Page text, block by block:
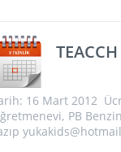
16 Mart 2012
PB Benzin